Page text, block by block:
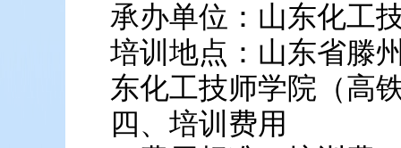
承办单位：山东化工
培训地点：山东省滕
东化工技师学院（高
四、培训费用